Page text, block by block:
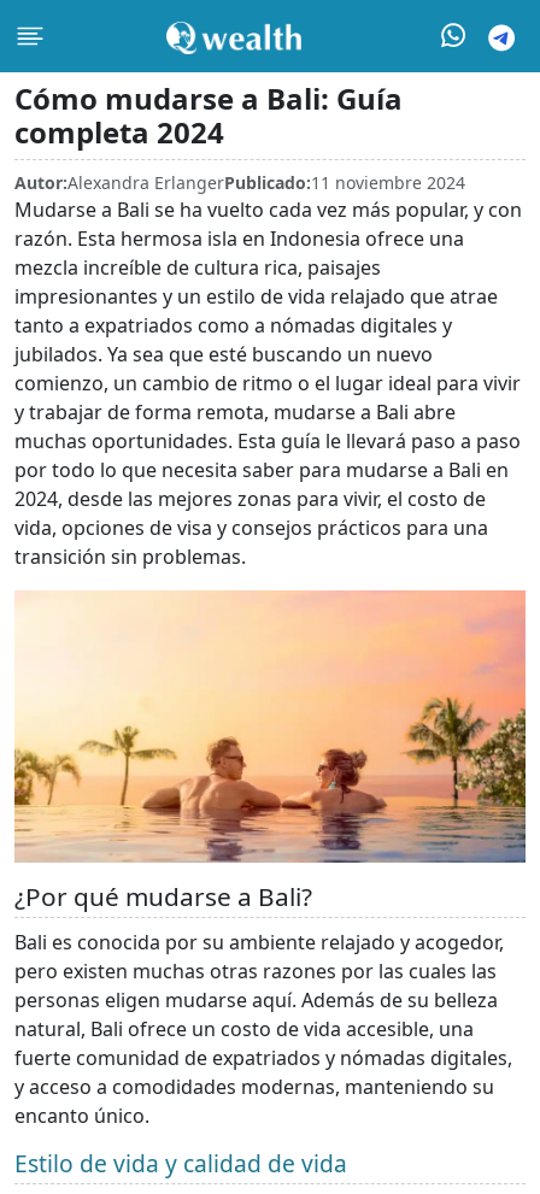
Cómo mudarse a Bali: Guía
completa 2024
Autor:Alexandra ErlangerPublicado:11 noviembre 2024
Mudarse a Bali se ha vuelto cada vez más popular, y con
razón. Esta hermosa isla en Indonesia ofrece una
mezcla increíble de cultura rica, paisajes
impresionantes y un estilo de vida relajado que atrae
tanto a expatriados como a nómadas digitales y
jubilados. Ya sea que esté buscando un nuevo
comienzo, un cambio de ritmo o el lugar ideal para vivir
y trabajar de forma remota, mudarse a Bali abre
muchas oportunidades. Esta guía le llevará paso a paso
por todo lo que necesita saber para mudarse a Bali en
2024, desde las mejores zonas para vivir, el costo de
vida, opciones de visa y consejos prácticos para una
transición sin problemas.
¿Por qué mudarse a Bali?
Bali es conocida por su ambiente relajado y acogedor,
pero existen muchas otras razones por las cuales las
personas eligen mudarse aquí. Además de su belleza
natural, Bali ofrece un costo de vida accesible, una
fuerte comunidad de expatriados y nómadas digitales,
y acceso a comodidades modernas, manteniendo su
encanto único.
Estilo de vida y calidad de vida